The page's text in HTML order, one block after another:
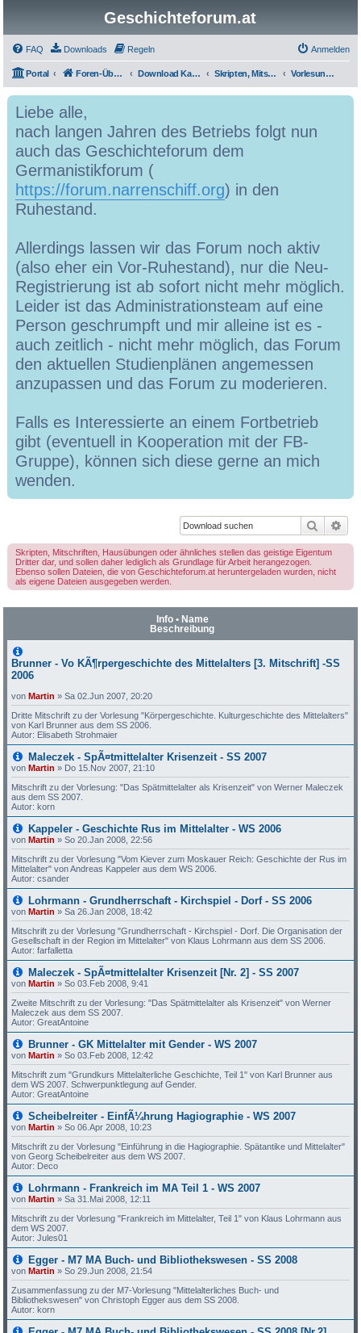
Geschichteforum.at
FAQ Downloads Regeln Anmelden
Portal Foren-Übersicht Download Kategorien Skripten, Mitschriften und Hausübungen Vorlesungen MA
Liebe alle,
nach langen Jahren des Betriebs folgt nun
auch das Geschichteforum dem
Germanistikforum (
https://forum.narrenschiff.org) in den
Ruhestand.
Allerdings lassen wir das Forum noch aktiv
(also eher ein Vor-Ruhestand), nur die Neu-
Registrierung ist ab sofort nicht mehr möglich.
Leider ist das Administrationsteam auf eine
Person geschrumpft und mir alleine ist es -
auch zeitlich - nicht mehr möglich, das Forum
den aktuellen Studienplänen angemessen
anzupassen und das Forum zu moderieren.
Falls es Interessierte an einem Fortbetrieb
gibt (eventuell in Kooperation mit der FB-
Gruppe), können sich diese gerne an mich
wenden.
Suche
Skripten, Mitschriften, Hausübungen oder ähnliches stellen das geistige Eigentum
Dritter dar, und sollen daher lediglich als Grundlage für Arbeit herangezogen.
Ebenso sollen Dateien, die von Geschichteforum.at heruntergeladen wurden, nicht
als eigene Dateien ausgegeben werden.
Info • Name
Beschreibung
Brunner - Vo KÃ¶rpergeschichte des Mittelalters [3. Mitschrift] -SS
2006
vonMartin »Sa 02.Jun 2007, 20:20
Dritte Mitschrift zu der Vorlesung "Körpergeschichte. Kulturgeschichte des Mittelalters"
von Karl Brunner aus dem SS 2006.
Autor: Elisabeth Strohmaier
Maleczek - SpÃ¤tmittelalter Krisenzeit - SS 2007
vonMartin » Do 15.Nov 2007, 21:10
Mitschrift zu der Vorlesung: "Das Spätmittelalter als Krisenzeit" von Werner Maleczek
aus dem SS 2007.
Autor: korn
Kappeler - Geschichte Rus im Mittelalter - WS 2006
vonMartin »So 20.Jan 2008, 22:56
Mitschrift zu der Vorlesung "Vom Kiever zum Moskauer Reich: Geschichte der Rus im
Mittelalter" von Andreas Kappeler aus dem WS 2006.
Autor: csander
Lohrmann - Grundherrschaft - Kirchspiel - Dorf - SS 2006
vonMartin »Sa 26.Jan 2008, 18:42
Mitschrift zu der Vorlesung "Grundherrschaft - Kirchspiel - Dorf. Die Organisation der
Gesellschaft in der Region im Mittelalter" von Klaus Lohrmann aus dem SS 2006.
Autor: farfalletta
Maleczek - SpÃ¤tmittelalter Krisenzeit [Nr. 2] - SS 2007
vonMartin »So 03.Feb 2008, 9:41
Zweite Mitschrift zu der Vorlesung: "Das Spätmittelalter als Krisenzeit" von Werner
Maleczek aus dem SS 2007.
Autor: GreatAntoine
Brunner - GK Mittelalter mit Gender - WS 2007
vonMartin »So 03.Feb 2008, 12:42
Mitschrift zum "Grundkurs Mittelalterliche Geschichte, Teil 1" von Karl Brunner aus
dem WS 2007. Schwerpunktlegung auf Gender.
Autor: GreatAntoine
Scheibelreiter - EinfÃ¼hrung Hagiographie - WS 2007
vonMartin »So 06.Apr 2008, 10:23
Mitschrift zu der Vorlesung "Einführung in die Hagiographie. Spätantike und Mittelalter"
von Georg Scheibelreiter aus dem WS 2007.
Autor: Deco
Lohrmann - Frankreich im MA Teil 1 - WS 2007
vonMartin »Sa 31.Mai 2008, 12:11
Mitschrift zu der Vorlesung "Frankreich im Mittelalter, Teil 1" von Klaus Lohrmann aus
dem WS 2007.
Autor: Jules01
Egger - M7 MA Buch- und Bibliothekswesen - SS 2008
vonMartin »So 29.Jun 2008, 21:54
Zusammenfassung zu der M7-Vorlesung "Mittelalterliches Buch- und
Bibliothekswesen" von Christoph Egger aus dem SS 2008.
Autor: korn